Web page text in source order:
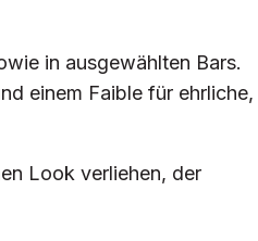
in ausgewählten Bars.
einem Faible für ehrliche,
Look verliehen, der